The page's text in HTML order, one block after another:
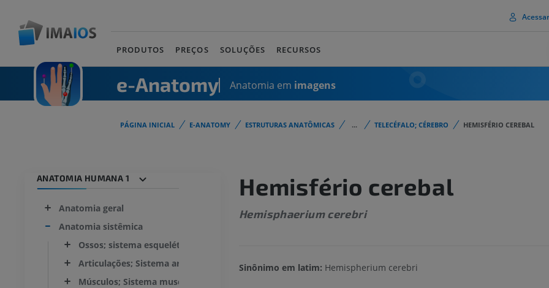
Acessar
PRODUTOS PREÇOS SOLUÇÕES RECURSOS
e-Anatomy Anatomia em imagens
PÁGINA INICIAL E-ANATOMY ESTRUTURAS ANATÔMICAS ... TELECÉFALO; CÉREBRO HEMISFÉRIO CEREBAL
ANATOMIA HUMANA 1
Anatomia geral
Anatomia sistêmica
Ossos; sistema esquelético
Articulações; Sistema articular
Músculos; Sistema muscular
Hemisfério cerebal
Hemisphaerium cerebri
Sinônimo em latim: Hemispherium cerebri